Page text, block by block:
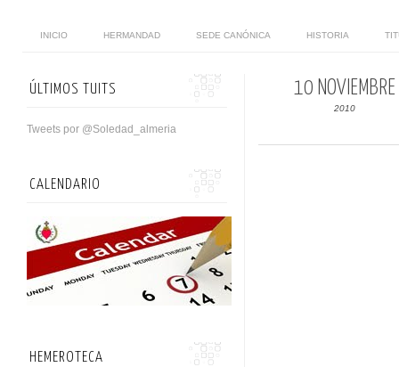
INICIO HERMANDAD SEDE CANÓNICA HISTORIA
10 NOVIEMBRE
2010
ÚLTIMOS TUITS
Tweets por @Soledad_almeria
CALENDARIO
HEMEROTECA